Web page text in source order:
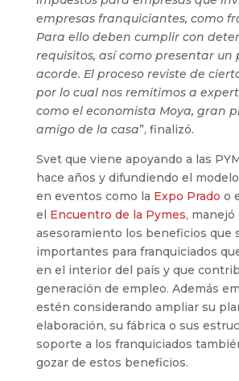
empresas franquiciantes, como
Para ello deben cumplir con
requisitos, así como presentar un
acorde. El proceso reviste de
por lo cual nos remitimos a
como el economista Moya, gran
amigo de la casa”, finalizó.
Svet que viene apoyando a las
hace años y difundiendo el
en eventos como la Expo Prado o
el Encuentro de la Pymes, manejó
asesoramiento los beneficios que
importantes para franquiciados
en el interior del país y que
generación de empleo. Además
estén considerando ampliar su
elaboración, su fábrica o sus
soporte a los franquiciados
gozar de estos beneficios.